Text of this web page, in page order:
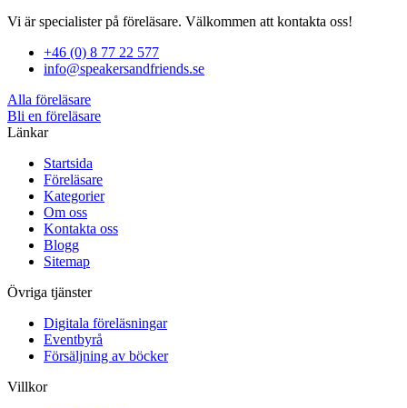
Vi är specialister på föreläsare. Välkommen att kontakta oss!
+46 (0) 8 77 22 577
info@speakersandfriends.se
Alla föreläsare
Bli en föreläsare​
Länkar
Startsida
Föreläsare
Kategorier
Om oss
Kontakta oss
Blogg
Sitemap
Övriga tjänster
Digitala föreläsningar
Eventbyrå
Försäljning av böcker
Villkor